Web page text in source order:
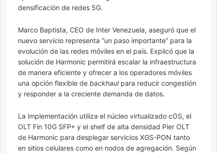
densificación de redes 5G.
Marco Baptista, CEO de Inter Venezuela, aseguró que el
nuevo servicio representa “un paso importante” para la
evolución de las redes móviles en el país. Explicó que la
solución de Harmonic permitirá escalar la infraestructura
de manera eficiente y ofrecer a los operadores móviles
una opción flexible de backhaulpara reducir congestión
y responder a la creciente demanda de datos.
La implementación utiliza el núcleo virtualizado cOS, el
OLT Fin 10G SFP+ y el shelf de alta densidad Pier OLT
de Harmonic para desplegar servicios XGS-PON tanto
en sitios celulares como en nodos de agregación. Según